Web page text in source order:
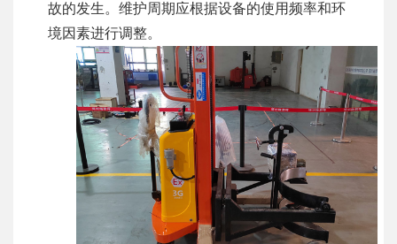
故的发生。维护周期应根据设备的使用频率和环
境因素进行调整。